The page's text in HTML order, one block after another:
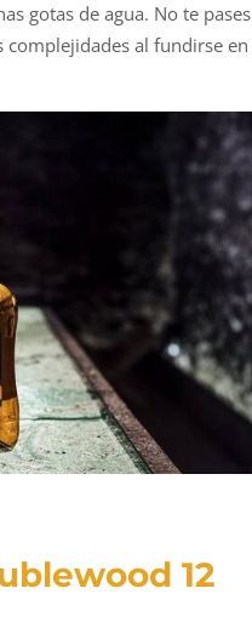
gotas de agua. No te pases
al fundirse en
12